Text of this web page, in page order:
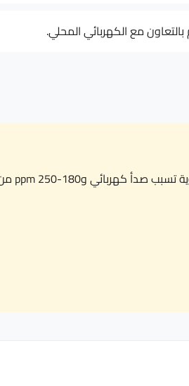
مع الكهربائي المحلي.